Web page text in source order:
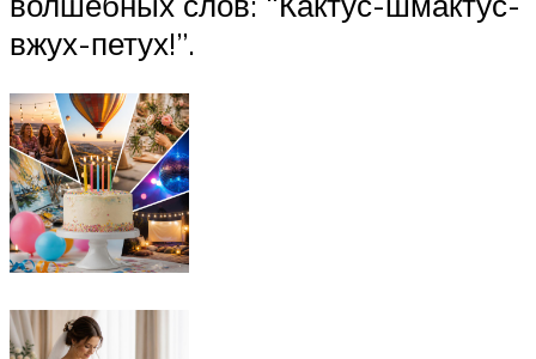
вжух-петух!”.